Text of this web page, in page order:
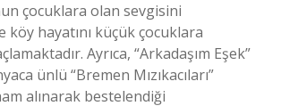
çocuklara olan sevgisini
köy hayatını küçük çocuklara
Ayrıca, “Arkadaşım Eşek”
ünlü “Bremen Mızıkacıları”
alınarak bestelendiği